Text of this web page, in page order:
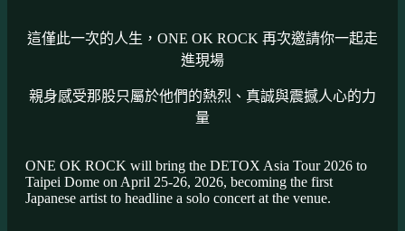
這僅此一次的人生，ONE OK ROCK 再次邀請你一起走
進現場
親身感受那股只屬於他們的熱烈、真誠與震撼人心的力
量
ONE OK ROCK will bring the DETOX Asia Tour 2026 to
Taipei Dome on April 25-26, 2026, becoming the first
Japanese artist to headline a solo concert at the venue.